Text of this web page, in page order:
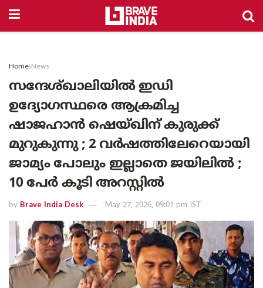
Home News
സന്ദേശ്ഖാലിയിൽ ഇഡി
ഉദ്യോഗസ്ഥരെ ആക്രമിച്ച
ഷാജഹാൻ ഷെയ്ഖിന് കുരുക്ക്
മുറുകുന്നു ; 2 വർഷത്തിലേറെയായി
ജാമ്യം പോലും ഇല്ലാതെ ജയിലിൽ ;
10 പേർ കൂടി അറസ്റ്റിൽ
by Brave India Desk May 27, 2026, 09:01 pm IST